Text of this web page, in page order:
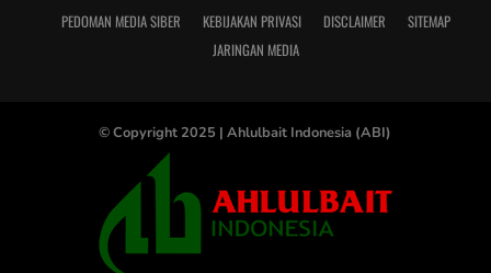
PEDOMAN MEDIA SIBER
KEBIJAKAN PRIVASI DISCLAIMER
SITEMAP
JARINGAN MEDIA
© Copyright 2025 | Ahlulbait Indonesia (ABI)